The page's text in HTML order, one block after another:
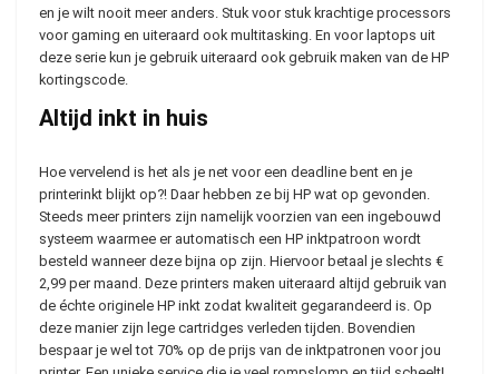
en je wilt nooit meer anders. Stuk voor stuk krachtige processors
voor gaming en uiteraard ook multitasking. En voor laptops uit
deze serie kun je gebruik uiteraard ook gebruik maken van de HP
kortingscode.
Altijd inkt in huis
Hoe vervelend is het als je net voor een deadline bent en je
printerinkt blijkt op?! Daar hebben ze bij HP wat op gevonden.
Steeds meer printers zijn namelijk voorzien van een ingebouwd
systeem waarmee er automatisch een HP inktpatroon wordt
besteld wanneer deze bijna op zijn. Hiervoor betaal je slechts €
2,99 per maand. Deze printers maken uiteraard altijd gebruik van
de échte originele HP inkt zodat kwaliteit gegarandeerd is. Op
deze manier zijn lege cartridges verleden tijden. Bovendien
bespaar je wel tot 70% op de prijs van de inktpatronen voor jou